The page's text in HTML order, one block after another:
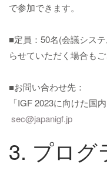
で参加できます。
■定員：50名(会議シス
らせていただく場合も
■お問い合わせ先：
「IGF 2023に向けた国
sec@japanigf.jp
3. プログ